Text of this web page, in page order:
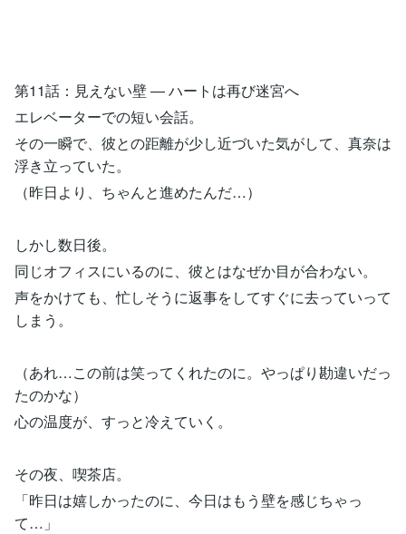
第11話：見えない壁 ― ハートは再び迷宮へ
エレベーターでの短い会話。
その一瞬で、彼との距離が少し近づいた気がして、真奈は
浮き立っていた。
（昨日より、ちゃんと進めたんだ…）
しかし数日後。
同じオフィスにいるのに、彼とはなぜか目が合わない。
声をかけても、忙しそうに返事をしてすぐに去っていって
しまう。
（あれ…この前は笑ってくれたのに。やっぱり勘違いだっ
たのかな）
心の温度が、すっと冷えていく。
その夜、喫茶店。
「昨日は嬉しかったのに、今日はもう壁を感じちゃっ
て…」